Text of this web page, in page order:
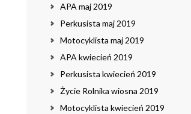
APA maj 2019
Perkusista maj 2019
Motocyklista maj 2019
APA kwiecień 2019
Perkusista kwiecień 2019
Życie Rolnika wiosna 2019
Motocyklista kwiecień 2019